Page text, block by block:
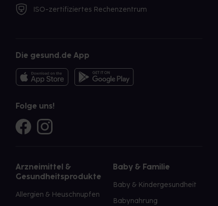
ISO-zertifiziertes Rechenzentrum
Die gesund.de App
Folge uns!
Arzneimittel &
Gesundheitsprodukte
Allergien & Heuschnupfen
Baby & Familie
Baby & Kindergesundheit
Babynahrung